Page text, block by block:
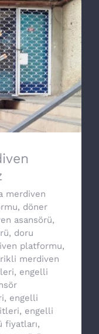
asansörü
merdiven
, döner
asansörü,
, doru
platformu,
merdiven
, engelli
, engelli
, engelli
fiyatları,